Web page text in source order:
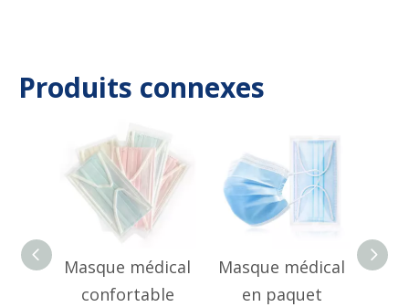
Produits connexes
Masque médical
confortable
Masque médical
en paquet